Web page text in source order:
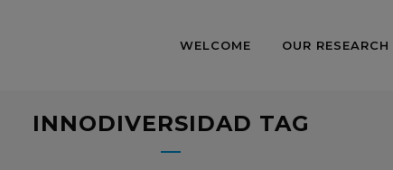
WELCOME OUR RESEARCH
INNODIVERSIDAD TAG